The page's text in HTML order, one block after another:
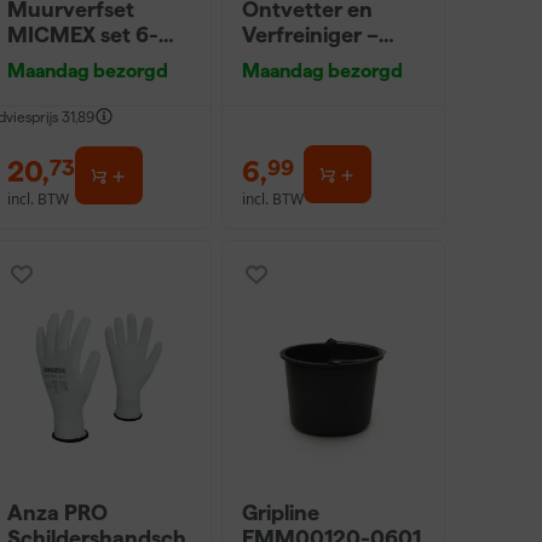
Muurverfset
MICMEX set 6-
delig
Maandag bezorgd
31,89
20,73
incl. BTW
Ontvetter en
Verfreiniger –
0,5L
Maandag bezorgd
6,99
incl. BTW
Anza PRO
Gripline